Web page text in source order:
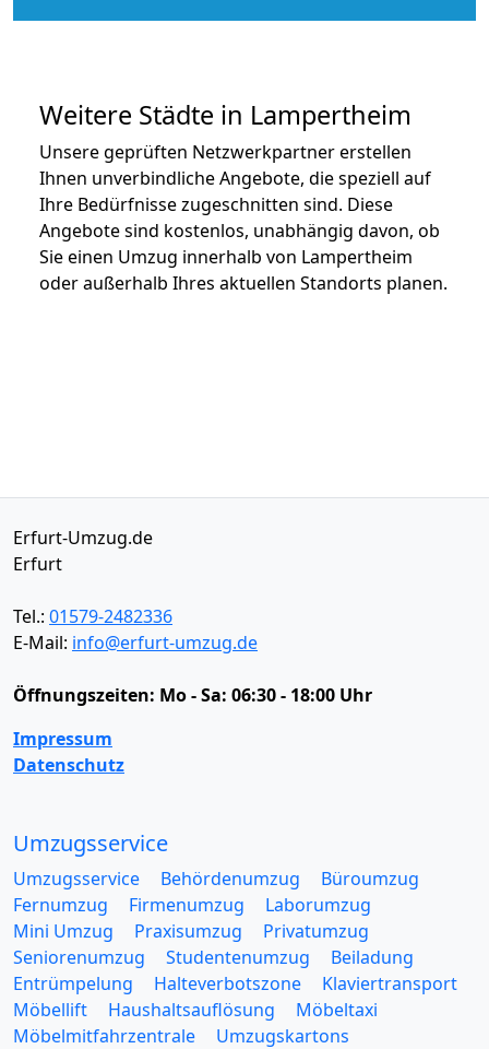
Weitere Städte in Lampertheim
Unsere geprüften Netzwerkpartner erstellen
Ihnen unverbindliche Angebote, die speziell auf
Ihre Bedürfnisse zugeschnitten sind. Diese
Angebote sind kostenlos, unabhängig davon, ob
Sie einen Umzug innerhalb von Lampertheim
oder außerhalb Ihres aktuellen Standorts planen.
Erfurt-Umzug.de
Erfurt
Tel.: 01579-2482336
E-Mail: info@erfurt-umzug.de
Öffnungszeiten: Mo - Sa: 06:30 - 18:00 Uhr
Impressum
Datenschutz
Umzugsservice
Umzugsservice Behördenumzug
Büroumzug
Fernumzug
Firmenumzug
Laborumzug
Mini Umzug
Praxisumzug
Privatumzug
Seniorenumzug
Studentenumzug
Beiladung
Entrümpelung
Halteverbotszone
Klaviertransport
Möbellift
Haushaltsauflösung
Möbeltaxi
Möbelmitfahrzentrale
Umzugskartons